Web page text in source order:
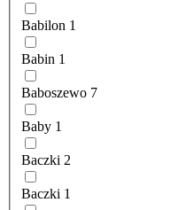
Babilon 1
Babin 1
Baboszewo 7
Baby 1
Baczki 2
Baczki 1